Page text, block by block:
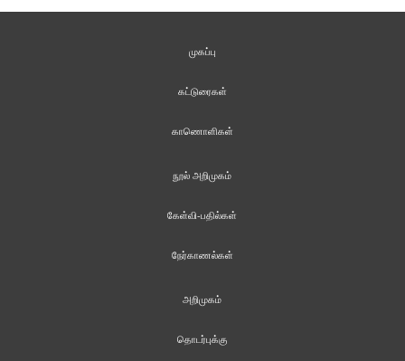
முகப்பு
கட்டுரைகள்
காணொளிகள்
நூல் அறிமுகம்
கேள்வி-பதில்கள்
நேர்காணல்கள்
அறிமுகம்
தொடர்புக்கு